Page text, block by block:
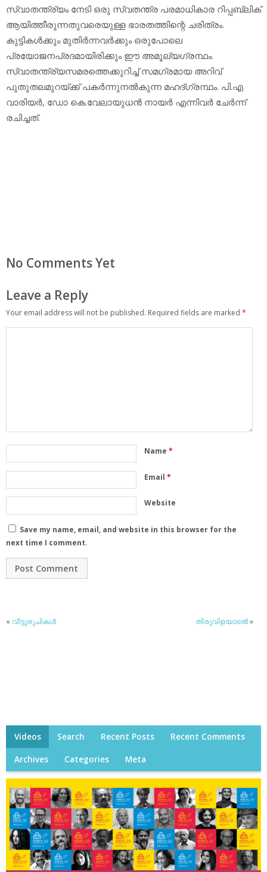
സ്വാതന്ത്ര്യം നേടി ഒരു സ്വതന്ത്ര പരമാധികാര റിപ്പബ്ലിക്
ആയിത്തീരുന്നതുവരെയുള്ള ഭാരതത്തിന്റെ ചരിത്രം.
കുട്ടികള്‍ക്കും മുതിര്‍ന്നവര്‍ക്കും ഒരുപോലെ
പ്രയോജനപ്രദമായിരിക്കും ഈ അമൂല്യഗ്രന്ഥം.
സ്വാതന്ത്ര്യസമരത്തെക്കുറിച്ച് സമഗ്രമായ അറിവ്
പുതുതലമുറയ്ക്ക് പകര്‍ന്നുനല്‍കുന്ന മഹദ്ഗ്രന്ഥം. പി.എ
വാരിയര്‍, ഡോ കെ.വേലായുധന്‍ നായര്‍ എന്നിവര്‍ ചേര്‍ന്ന്
രചിച്ചത്.
No Comments Yet
Leave a Reply
Your email address will not be published. Required fields are marked *
Name *
Email *
Website
Save my name, email, and website in this browser for the
next time I comment.
« വീട്ടുരുചികള്‍ തിരുവിളയാടല്‍»
Videos Search Recent Posts Recent Comments
Archives Categories Meta